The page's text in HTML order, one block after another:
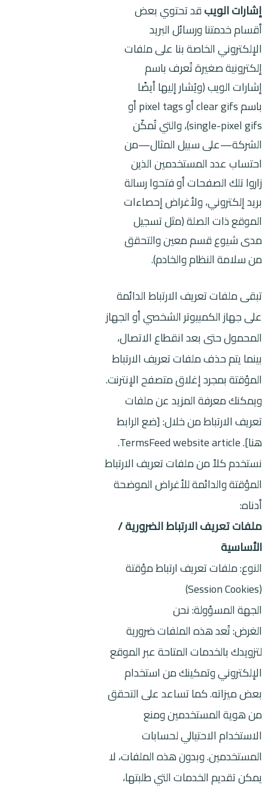
إشارات الويبقد تحتوي بعض
أقسام خدمتنا ورسائل البريد
الإلكتروني الخاصة بنا على ملفات
إلكترونية صغيرة تُعرف باسم
إشارات الويب (ويُشار إليها أيضًا
باسم clear gifs أو pixel tags أو
single-pixel gifs)، والتي تُمكّن
الشركة—على سبيل المثال—من
احتساب عدد المستخدمين الذين
زاروا تلك الصفحات أو فتحوا رسالة
بريد إلكتروني، ولأغراض إحصاءات
الموقع ذات الصلة (مثل تسجيل
مدى شيوع قسم معين والتحقق
من سلامة النظام والخادم).
تبقى ملفات تعريف الارتباط الدائمة
على جهاز الكمبيوتر الشخصي أو الجهاز
المحمول حتى بعد انقطاع الاتصال،
بينما يتم حذف ملفات تعريف الارتباط
المؤقتة بمجرد إغلاق متصفح الإنترنت.
ويمكنك معرفة المزيد عن ملفات
تعريف الارتباط من خلال: [ضع الرابط
هنا].
TermsFeed websitearticle.
نستخدم كلاً من ملفات تعريف الارتباط
المؤقتة والدائمة للأغراض الموضحة
أدناه:
ملفات تعريف الارتباط الضرورية /
الأساسية
النوع: ملفات تعريف ارتباط مؤقتة
(Session Cookies)
الجهة المسؤولة: نحن
الغرض: تُعد هذه الملفات ضرورية
لتزويدك بالخدمات المتاحة عبر الموقع
الإلكتروني وتمكينك من استخدام
بعض ميزاته. كما تساعد على التحقق
من هوية المستخدمين ومنع
الاستخدام الاحتيالي لحسابات
المستخدمين. وبدون هذه الملفات، لا
يمكن تقديم الخدمات التي طلبتها،